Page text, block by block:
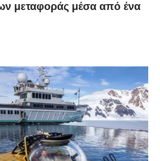
μεταφοράς μέσα από ένα